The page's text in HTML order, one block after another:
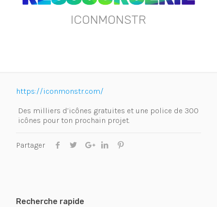
ICONMONSTR
https://iconmonstr.com/
Des milliers d’icônes gratuites et une police de 300
icônes pour ton prochain projet.
Partager
Recherche rapide